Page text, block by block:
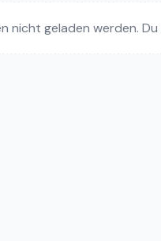
nicht geladen werden.